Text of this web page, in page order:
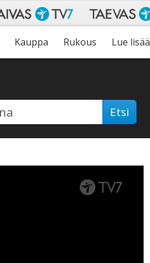
Kauppa Rukous Lue lisää
Etsi